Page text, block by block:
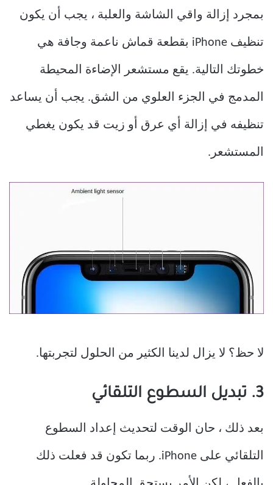
بمجرد إزالة واقي الشاشة والعلبة ، يجب أن يكون
تنظيف iPhone بقطعة قماش ناعمة وجافة هي
خطوتك التالية. يقع مستشعر الإضاءة المحيطة
المدمج في الجزء العلوي من الشق. يجب أن يساعد
تنظيفه في إزالة أي عرق أو زيت قد يكون يغطي
المستشعر.
لا حظ؟ لا يزال لدينا الكثير من الحلول لتجربتها.
3. تبديل السطوع التلقائي
بعد ذلك ، حان الوقت لتحديث إعداد السطوع
التلقائي على iPhone. ربما تكون قد فعلت ذلك